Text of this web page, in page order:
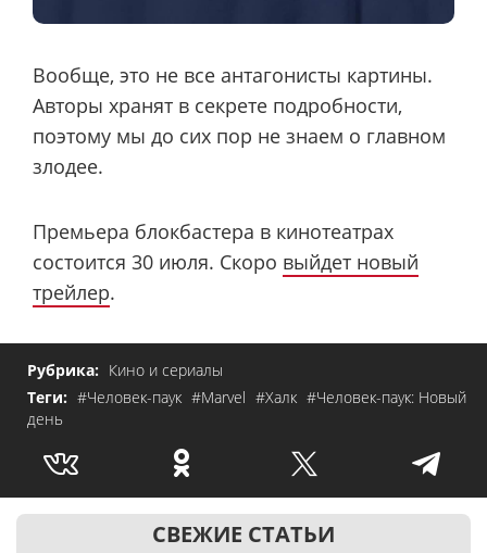
Вообще, это не все антагонисты картины.
Авторы хранят в секрете подробности,
поэтому мы до сих пор не знаем о главном
злодее.
Премьера блокбастера в кинотеатрах
состоится 30 июля. Скоро выйдет новый
трейлер.
Рубрика: Кино и сериалы
Теги: #Человек-паук #Marvel #Халк #Человек-паук: Новый
день
СВЕЖИЕ СТАТЬИ